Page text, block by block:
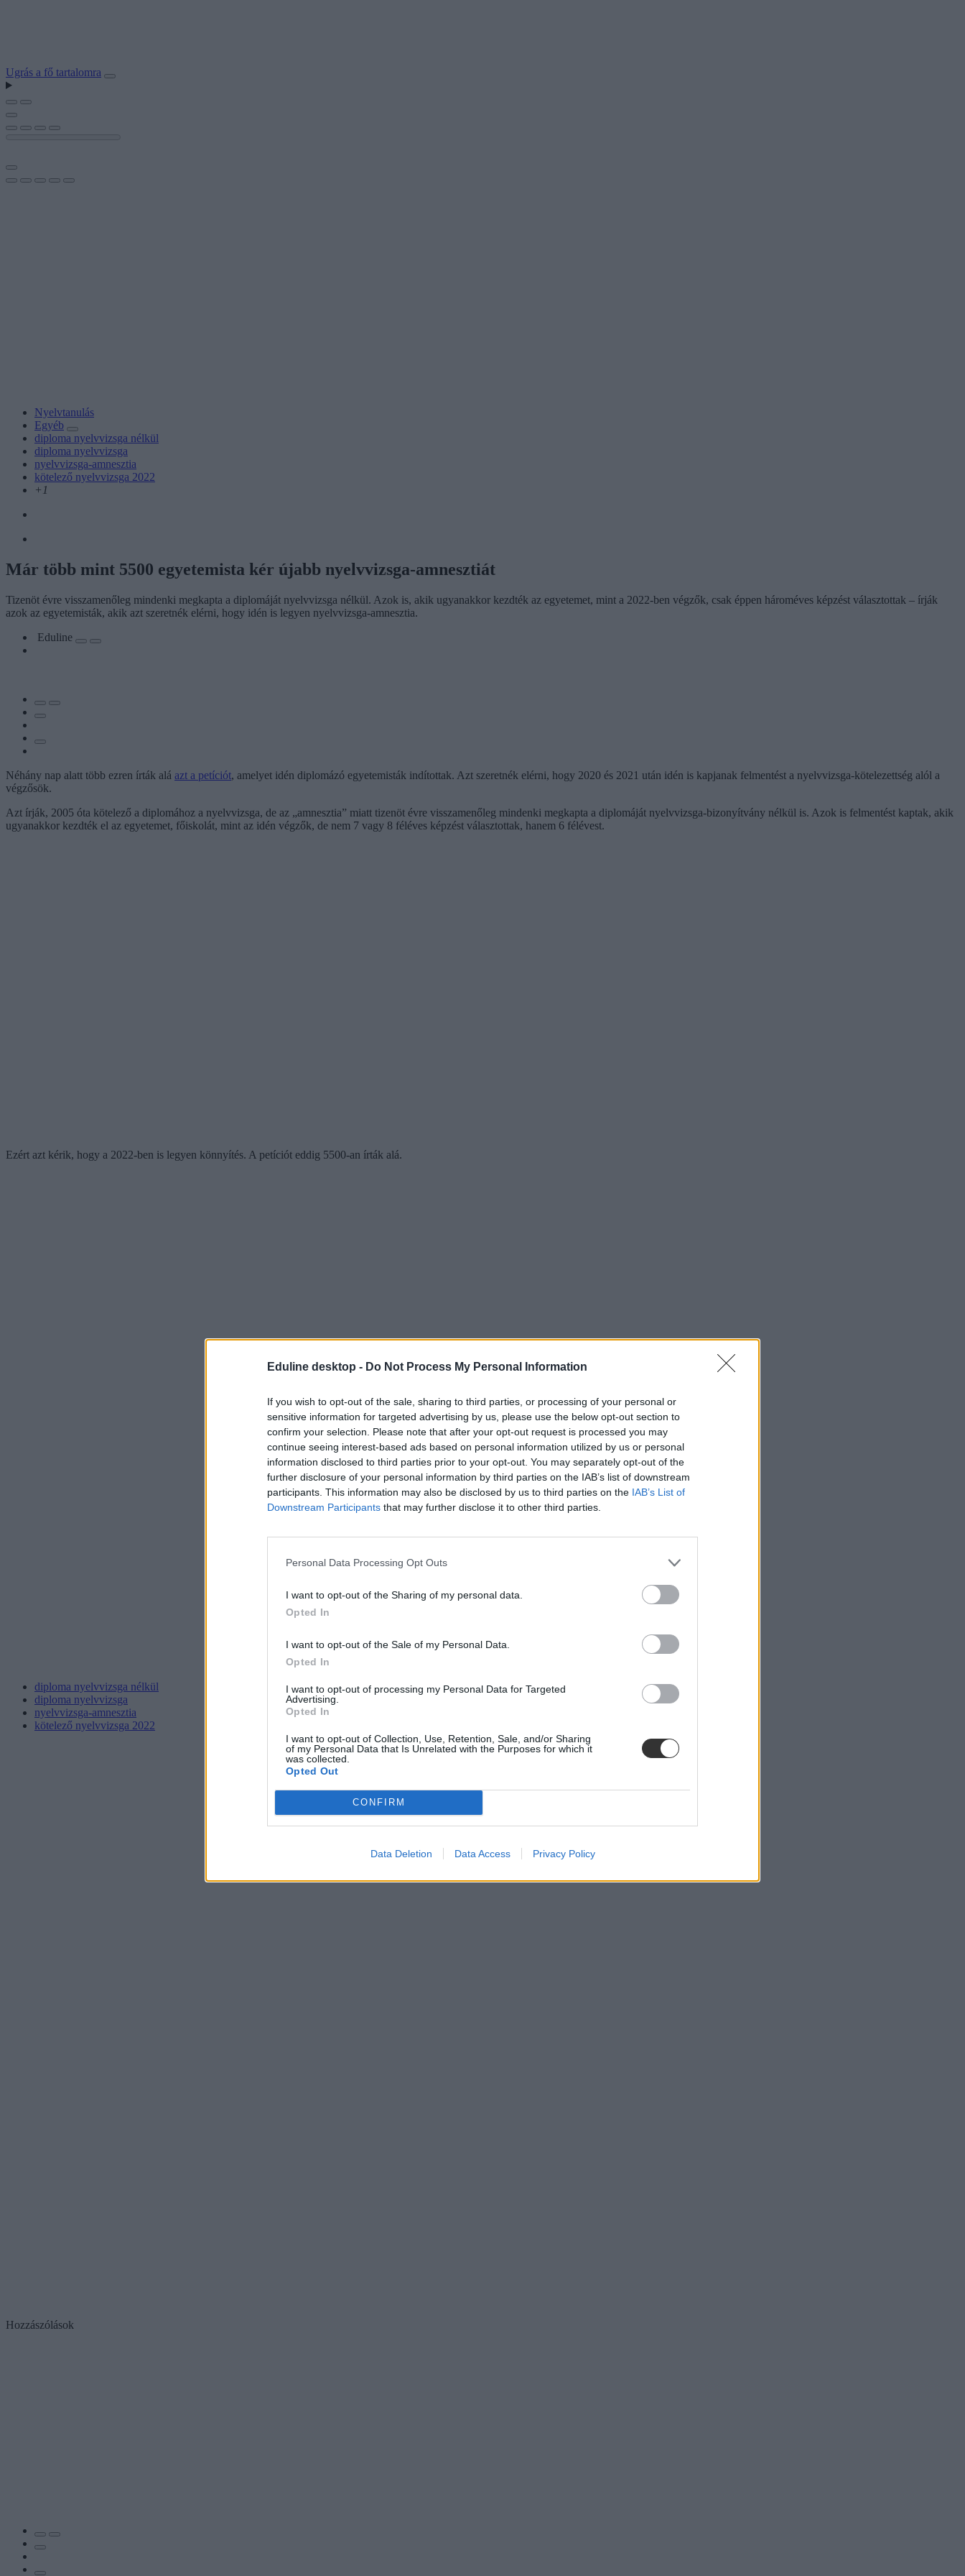
Eduline desktop - Do Not Process My Personal Information
If you wish to opt-out of the sale, sharing to third parties, or processing of your personal or
sensitive information for targeted advertising by us, please use the below opt-out section to
confirm your selection. Please note that after your opt-out request is processed you may
continue seeing interest-based ads based on personal information utilized by us or personal
information disclosed to third parties prior to your opt-out. You may separately opt-out of the
further disclosure of your personal information by third parties on the IAB’s list of downstream
participants. This information may also be disclosed by us to third parties on the IAB’s List of
Downstream Participants that may further disclose it to other third parties.
Personal Data Processing Opt Outs
I want to opt-out of the Sharing of my personal data.
Opted In
I want to opt-out of the Sale of my Personal Data.
Opted In
I want to opt-out of processing my Personal Data for Targeted
Advertising.
Opted In
I want to opt-out of Collection, Use, Retention, Sale, and/or Sharing
of my Personal Data that Is Unrelated with the Purposes for which it
was collected.
Opted Out
CONFIRM
Data Deletion Data Access Privacy Policy
Ugrás a fő tartalomra
Nyelvtanulás
Egyéb
diploma nyelvvizsga nélkül
diploma nyelvvizsga
nyelvvizsga-amnesztia
kötelező nyelvvizsga 2022
+1
Már több mint 5500 egyetemista kér újabb nyelvvizsga-amnesztiát
Tizenöt évre visszamenőleg mindenki megkapta a diplomáját nyelvvizsga nélkül. Azok is, akik ugyanakkor kezdték az egyetemet, mint a 2022-ben végzők, csak éppen hároméves képzést választottak – írják
azok az egyetemisták, akik azt szeretnék elérni, hogy idén is legyen nyelvvizsga-amnesztia.
Eduline
Néhány nap alatt több ezren írták alá azt a petíciót, amelyet idén diplomázó egyetemisták indítottak. Azt szeretnék elérni, hogy 2020 és 2021 után idén is kapjanak felmentést a nyelvvizsga-kötelezettség alól a
végzősök.
Azt írják, 2005 óta kötelező a diplomához a nyelvvizsga, de az „amnesztia” miatt tizenöt évre visszamenőleg mindenki megkapta a diplomáját nyelvvizsga-bizonyítvány nélkül is. Azok is felmentést kaptak, akik
ugyanakkor kezdték el az egyetemet, főiskolát, mint az idén végzők, de nem 7 vagy 8 féléves képzést választottak, hanem 6 félévest.
Ezért azt kérik, hogy a 2022-ben is legyen könnyítés. A petíciót eddig 5500-an írták alá.
diploma nyelvvizsga nélkül
diploma nyelvvizsga
nyelvvizsga-amnesztia
kötelező nyelvvizsga 2022
Hozzászólások